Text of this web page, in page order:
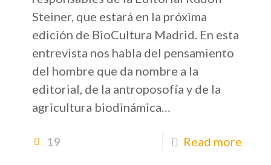
Steiner, que estará en la próxima
edición de BioCultura Madrid. En esta
entrevista nos habla del pensamiento
del hombre que da nombre a la
editorial, de la antroposofía y de la
agricultura biodinámica…
19 Read more